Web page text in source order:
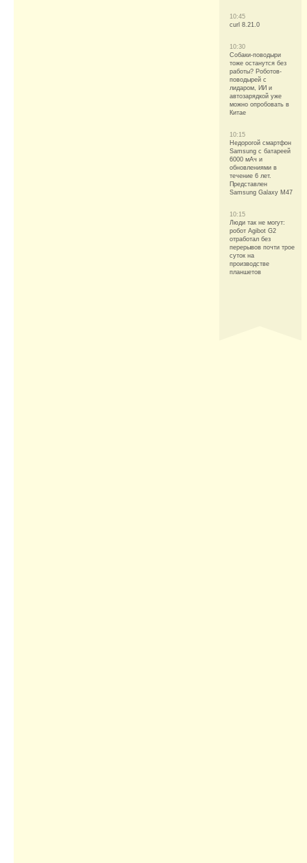
10:45
curl 8.21.0
10:30
Собаки-поводыри
тоже останутся без
работы? Роботов-
поводырей с
лидаром, ИИ и
автозарядкой уже
можно опробовать в
Китае
10:15
Недорогой смартфон
Samsung с батареей
6000 мАч и
обновлениями в
течение 6 лет.
Представлен
Samsung Galaxy M47
10:15
Люди так не могут:
робот Agibot G2
отработал без
перерывов почти трое
суток на
производстве
планшетов